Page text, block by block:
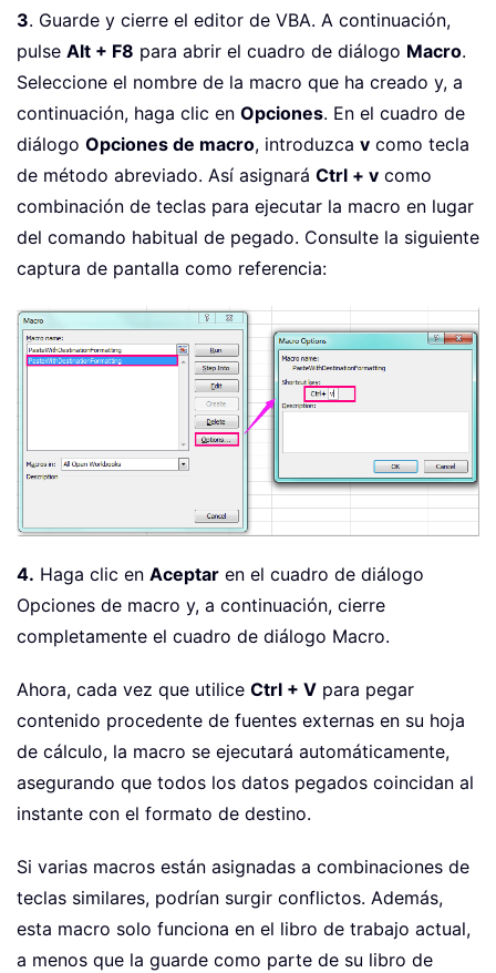
3. Guarde y cierre el editor de VBA. A continuación,
pulse Alt + F8 para abrir el cuadro de diálogo Macro.
Seleccione el nombre de la macro que ha creado y, a
continuación, haga clic en Opciones. En el cuadro de
diálogo Opciones de macro, introduzca v como tecla
de método abreviado. Así asignará Ctrl + v como
combinación de teclas para ejecutar la macro en lugar
del comando habitual de pegado. Consulte la siguiente
captura de pantalla como referencia:
4. Haga clic en Aceptar en el cuadro de diálogo
Opciones de macro y, a continuación, cierre
completamente el cuadro de diálogo Macro.
Ahora, cada vez que utilice Ctrl + V para pegar
contenido procedente de fuentes externas en su hoja
de cálculo, la macro se ejecutará automáticamente,
asegurando que todos los datos pegados coincidan al
instante con el formato de destino.
Si varias macros están asignadas a combinaciones de
teclas similares, podrían surgir conflictos. Además,
esta macro solo funciona en el libro de trabajo actual,
a menos que la guarde como parte de su libro de